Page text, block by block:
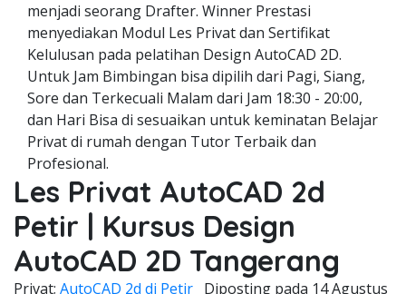
menjadi seorang Drafter. Winner Prestasi
menyediakan Modul Les Privat dan Sertifikat
Kelulusan pada pelatihan Design AutoCAD 2D.
Untuk Jam Bimbingan bisa dipilih dari Pagi, Siang,
Sore dan Terkecuali Malam dari Jam 18:30 - 20:00,
dan Hari Bisa di sesuaikan untuk keminatan Belajar
Privat di rumah dengan Tutor Terbaik dan
Profesional.
Les Privat AutoCAD 2d
Petir | Kursus Design
AutoCAD 2D Tangerang
Privat; AutoCAD 2d di Petir Diposting pada 14 Agustus